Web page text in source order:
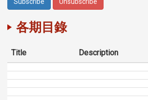
各期目錄
Title Description